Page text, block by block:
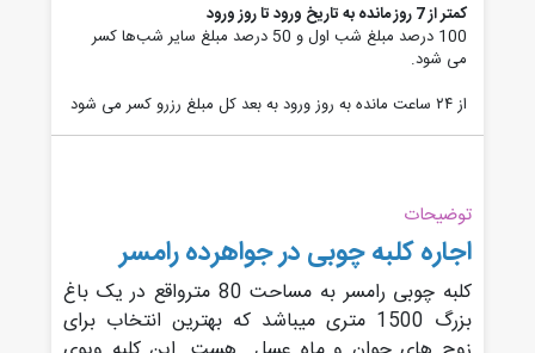
کمتر از 7 روز مانده به تاریخ ورود تا روز ورود
100 درصد مبلغ شب اول و 50 درصد مبلغ سایر شب‌ها کسر
می شود.
از ۲۴ ساعت مانده به روز ورود به بعد کل مبلغ رزرو کسر می شود
توضیحات
اجاره کلبه چوبی در جواهرده رامسر
کلبه چوبی رامسر به مساحت 80 مترواقع در یک باغ
بزرگ 1500 متری میباشد که بهترین انتخاب برای